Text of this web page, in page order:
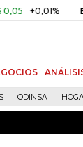
BITCOIN
ODINSA